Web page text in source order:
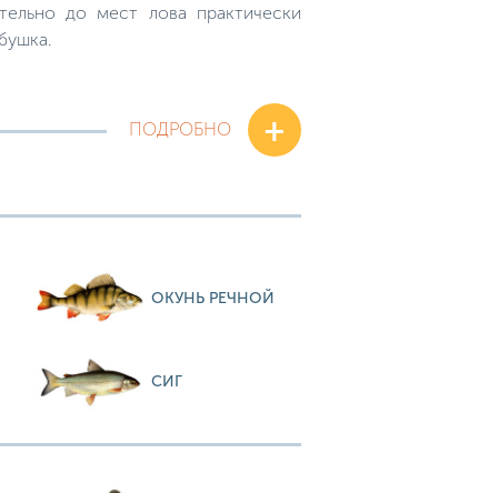
до мест лова практически
ПОДРОБНО +
ОКУНЬ РЕЧНОЙ
СИГ